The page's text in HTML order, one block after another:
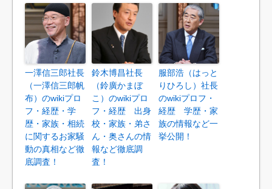
一澤信三郎社長
（一澤信三郎帆
布）のwikiプロ
フ・経歴・学
歴・家族・相続
に関するお家騒
動の真相など徹
底調査！
鈴木博昌社長
（鈴廣かまぼ
こ）のwikiプロ
フ・経歴 出身
校・家族・弟さ
ん・奥さんの情
報など徹底調
査！
服部浩（はっと
りひろし）社長
のwikiプロフ・
経歴 学歴・家
族の情報など一
挙公開！